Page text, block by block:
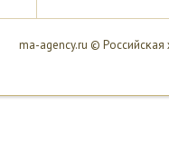
ma-agency.ru ©